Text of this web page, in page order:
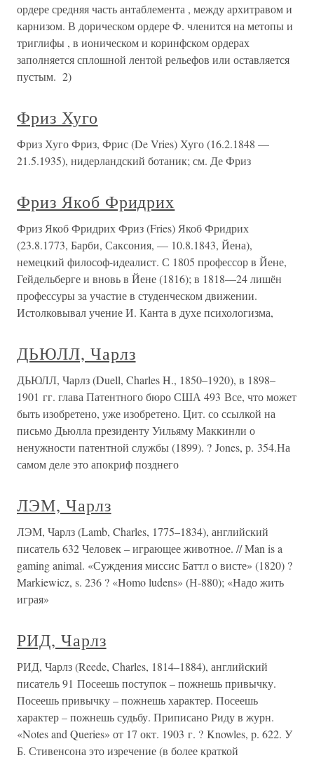
ордере средняя часть антаблемента , между архитравом и
карнизом. В дорическом ордере Ф. членится на метопы и
триглифы , в ионическом и коринфском ордерах
заполняется сплошной лентой рельефов или оставляется
пустым. 2)
Фриз Хуго
Фриз Хуго Фриз, Фрис (De Vries) Хуго (16.2.1848 —
21.5.1935), нидерландский ботаник; см. Де Фриз
Фриз Якоб Фридрих
Фриз Якоб Фридрих Фриз (Fries) Якоб Фридрих
(23.8.1773, Барби, Саксония, — 10.8.1843, Йена),
немецкий философ-идеалист. С 1805 профессор в Йене,
Гейдельберге и вновь в Йене (1816); в 1818—24 лишён
профессуры за участие в студенческом движении.
Истолковывал учение И. Канта в духе психологизма,
ДЬЮЛЛ, Чарлз
ДЬЮЛЛ, Чарлз (Duell, Charles H., 1850–1920), в 1898–
1901 гг. глава Патентного бюро США 493 Все, что может
быть изобретено, уже изобретено. Цит. со ссылкой на
письмо Дьюлла президенту Уильяму Маккинли о
ненужности патентной службы (1899). ? Jones, p. 354.На
самом деле это апокриф позднего
ЛЭМ, Чарлз
ЛЭМ, Чарлз (Lamb, Charles, 1775–1834), английский
писатель 632 Человек – играющее животное. // Man is a
gaming animal. «Суждения миссис Баттл о висте» (1820) ?
Markiewicz, s. 236 ? «Homo ludens» (Н-880); «Надо жить
играя»
РИД, Чарлз
РИД, Чарлз (Reede, Charles, 1814–1884), английский
писатель 91 Посеешь поступок – пожнешь привычку.
Посеешь привычку – пожнешь характер. Посеешь
характер – пожнешь судьбу. Приписано Риду в журн.
«Notes and Queries» от 17 окт. 1903 г. ? Knowles, p. 622. У
Б. Стивенсона это изречение (в более краткой